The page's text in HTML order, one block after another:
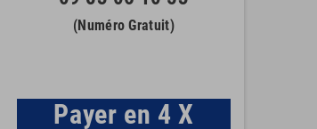
(Numéro Gratuit)
Payer en 4 X